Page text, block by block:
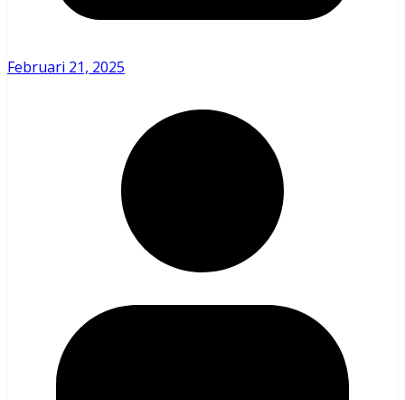
Februari 21, 2025